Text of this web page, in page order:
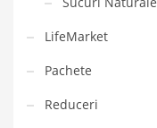
LifeMarket
Pachete
Reduceri